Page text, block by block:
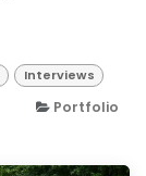
Interviews
Portfolio